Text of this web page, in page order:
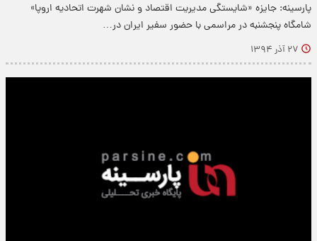
پارسینه: جایزه «شایستگی مدیریت اقتصاد و نشان شهرت اتحادیه اروپا»
شامگاه پنجشنبه در مراسمی با حضور سفیر ایران در…
۲۷ آذر ۱۳۹۴